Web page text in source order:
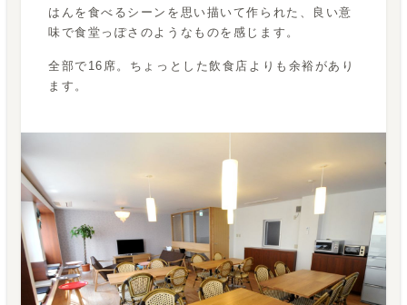
はんを食べるシーンを思い描いて作られた、良い意
味で食堂っぽさのようなものを感じます。
全部で16席。ちょっとした飲食店よりも余裕があり
ます。